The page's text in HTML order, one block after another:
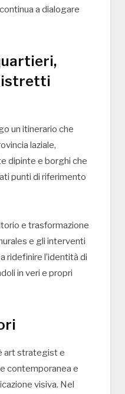
a dialogare
un itinerario che
laziale,
dipinte e borghi che
punti di riferimento
e trasformazione
e gli interventi
ridefinire l’identità di
in veri e propri
art strategist e
contemporanea e
visiva. Nel